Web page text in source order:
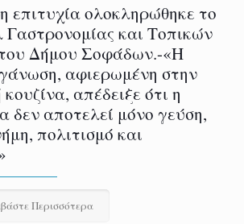
επιτυχία ολοκληρώθηκε το
Γαστρονομίας και Τοπικών
Δήμου Σοφάδων.-«Η
αφιερωμένη στην
απέδειξε ότι η
δεν αποτελεί μόνο γεύση,
πολιτισμό και
Περισσότερα